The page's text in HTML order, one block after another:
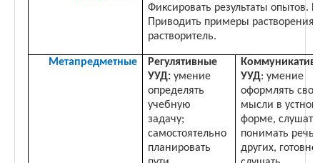
Фиксировать результаты опытов.
Приводить примеры растворения
растворитель.
Метапредметные
Регулятивные
УУД: умение
определять
учебную
задачу;
самостоятельно
планировать
УУД: умение
оформлять свои
мысли в устной
форме,
понимать речь
других,